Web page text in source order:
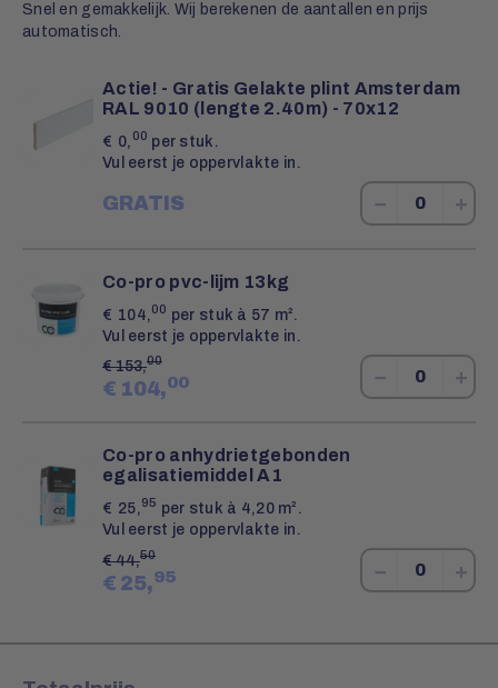
Snel en gemakkelijk. Wij berekenen de aantallen en prijs
automatisch.
Actie! - Gratis Gelakte plint Amsterdam
RAL 9010 (lengte 2.40m) - 70x12
€ 0, 00 per stuk.
Vul eerst je oppervlakte in.
GRATIS − +
Co-pro pvc-lijm 13kg
€ 104, 00 per stuk à 57 m².
Vul eerst je oppervlakte in.
€153,00
€ 104,00 − +
Co-pro anhydrietgebonden
egalisatiemiddel A1
€ 25, 95 per stuk à 4,20 m².
Vul eerst je oppervlakte in.
€44,50
€ 25,95 − +